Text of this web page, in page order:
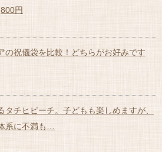
円
の祝儀袋を比較！どちらがお好みです
タチヒビーチ。子どもも楽しめますが、
系に不満も…